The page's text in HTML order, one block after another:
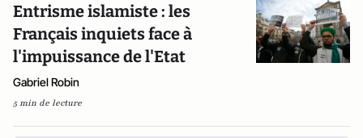
Entrisme islamiste : les
Français inquiets face à
l'impuissance de l'Etat
Gabriel Robin
5 min de lecture